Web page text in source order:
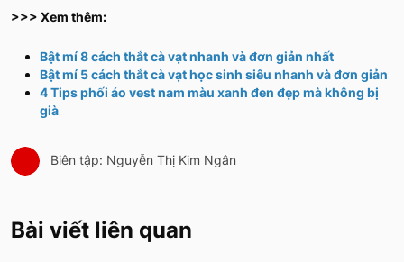
>>> Xem thêm:
Bật mí 8 cách thắt cà vạt nhanh và đơn giản nhất
Bật mí 5 cách thắt cà vạt học sinh siêu nhanh và đơn giản
4 Tips phối áo vest nam màu xanh đen đẹp mà không bị
già
Biên tập: Nguyễn Thị Kim Ngân
Bài viết liên quan